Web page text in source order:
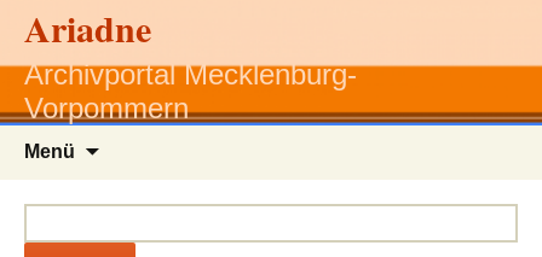
Ariadne
Archivportal Mecklenburg-
Vorpommern
Menü